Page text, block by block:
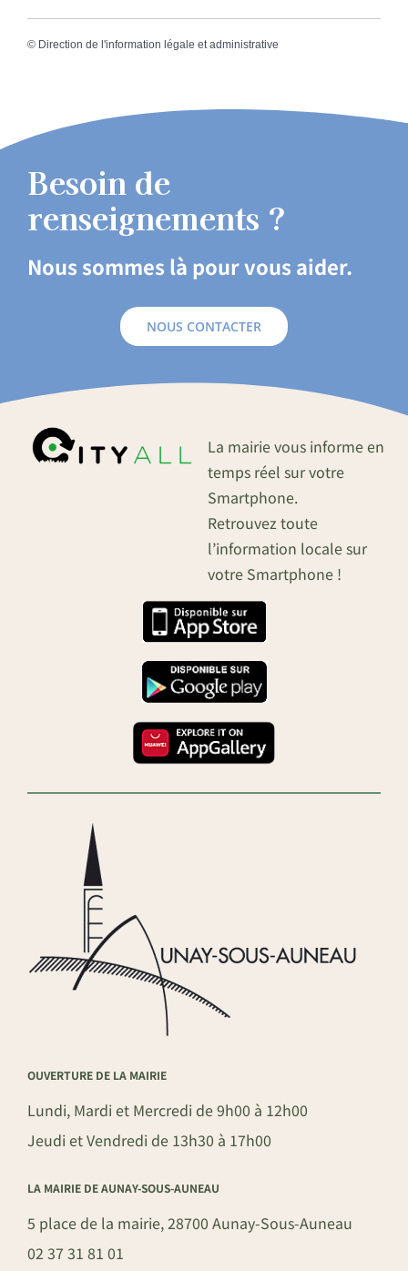
© Direction de l'information légale et administrative
Besoin de
renseignements ?
Nous sommes là pour vous aider.
NOUS CONTACTER
La mairie vous informe en
temps réel sur votre
Smartphone.
Retrouvez toute
l’information locale sur
votre Smartphone !
OUVERTURE DE LA MAIRIE
Lundi, Mardi et Mercredi de 9h00 à 12h00
Jeudi et Vendredi de 13h30 à 17h00
LA MAIRIE DE AUNAY-SOUS-AUNEAU
5 place de la mairie, 28700 Aunay-Sous-Auneau
02 37 31 81 01